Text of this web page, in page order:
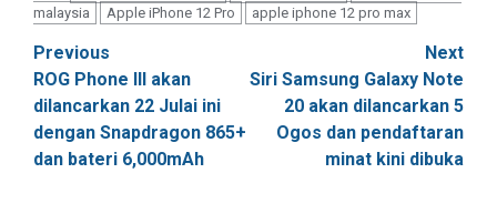
malaysia Apple iPhone 12 Pro apple iphone 12 pro max
Post
navigation
Previous
ROG Phone III akan
dilancarkan 22 Julai ini
dengan Snapdragon 865+
dan bateri 6,000mAh
Next
Siri Samsung Galaxy Note
20 akan dilancarkan 5
Ogos dan pendaftaran
minat kini dibuka